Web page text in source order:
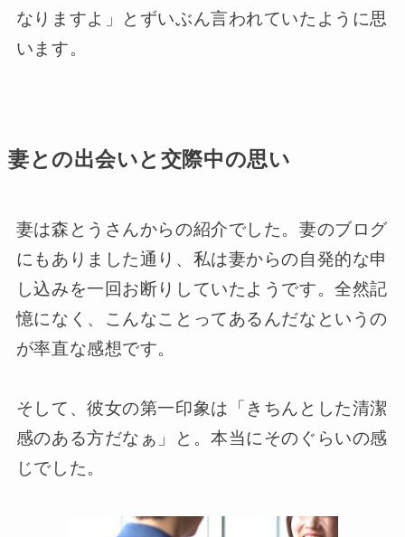
なりますよ」とずいぶん言われていたように思
います。
妻との出会いと交際中の思い
妻は森とうさんからの紹介でした。妻のブログ
にもありました通り、私は妻からの自発的な申
し込みを一回お断りしていたようです。全然記
憶になく、こんなことってあるんだなというの
が率直な感想です。
そして、彼女の第一印象は「きちんとした清潔
感のある方だなぁ」と。本当にそのぐらいの感
じでした。